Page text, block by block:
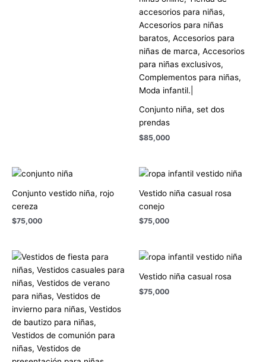
Conjunto niña, set dos
prendas
$85,000
Conjunto vestido niña, rojo
cereza
$75,000
Vestido niña casual rosa
conejo
$75,000
Vestido niña casual rosa
$75,000